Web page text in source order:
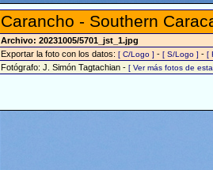
Carancho - Southern
Archivo: 20231005/5701_jst_1.jpg
Exportar la foto con los datos: [ C/Logo ] - [ S/Logo ] - [
Fotógrafo: J. Simón Tagtachian - [ Ver más fotos de